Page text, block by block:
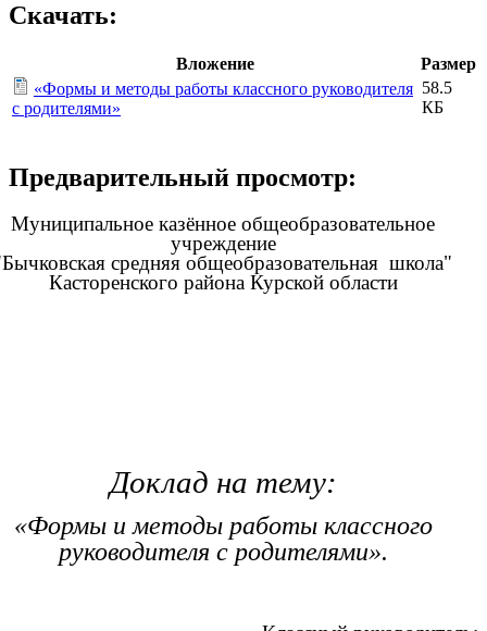
Скачать:
Вложение
Размер
«Формы и методы работы классного руководителя
с родителями»
58.5
КБ
Предварительный просмотр:
Муниципальное казённое общеобразовательное
учреждение
средняя общеобразовательная школа"
Касторенского района Курской области
Доклад на тему:
«Формы и методы работы классного
руководителя с родителями».